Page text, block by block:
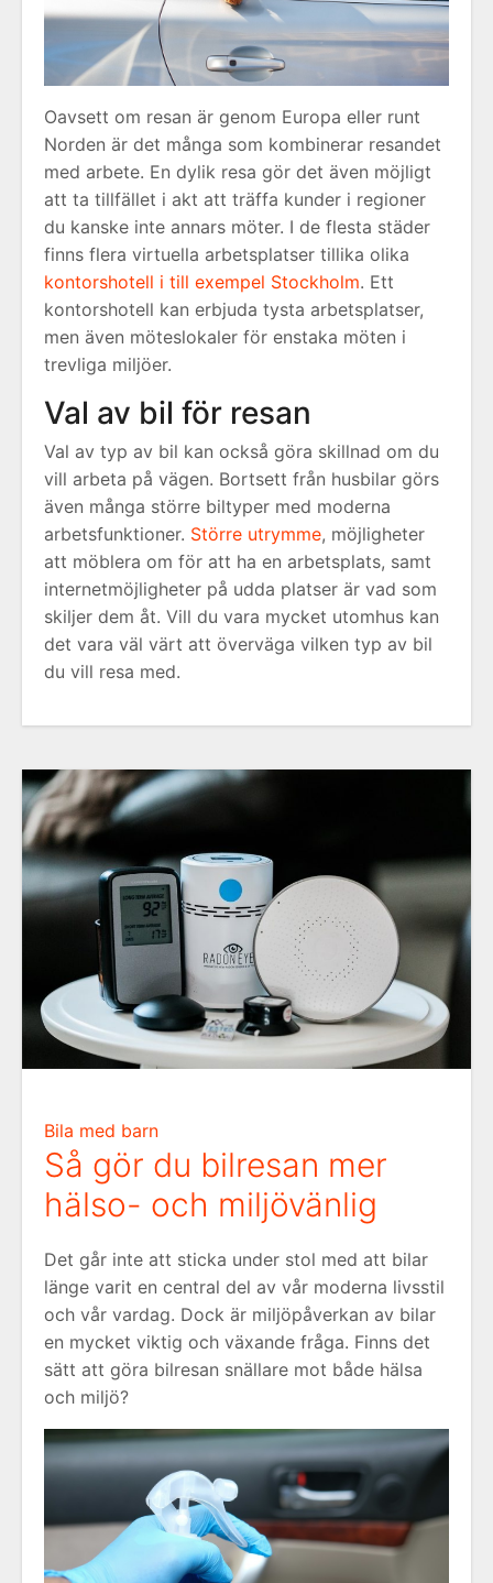
Oavsett om resan är genom Europa eller runt
Norden är det många som kombinerar resandet
med arbete. En dylik resa gör det även möjligt
att ta tillfället i akt att träffa kunder i regioner
du kanske inte annars möter. I de flesta städer
finns flera virtuella arbetsplatser tillika olika
kontorshotell i till exempel Stockholm. Ett
kontorshotell kan erbjuda tysta arbetsplatser,
men även möteslokaler för enstaka möten i
trevliga miljöer.
Val av bil för resan
Val av typ av bil kan också göra skillnad om du
vill arbeta på vägen. Bortsett från husbilar görs
även många större biltyper med moderna
arbetsfunktioner. Större utrymme, möjligheter
att möblera om för att ha en arbetsplats, samt
internetmöjligheter på udda platser är vad som
skiljer dem åt. Vill du vara mycket utomhus kan
det vara väl värt att överväga vilken typ av bil
du vill resa med.
Bila med barn
Så gör du bilresan mer
hälso- och miljövänlig
Det går inte att sticka under stol med att bilar
länge varit en central del av vår moderna livsstil
och vår vardag. Dock är miljöpåverkan av bilar
en mycket viktig och växande fråga. Finns det
sätt att göra bilresan snällare mot både hälsa
och miljö?